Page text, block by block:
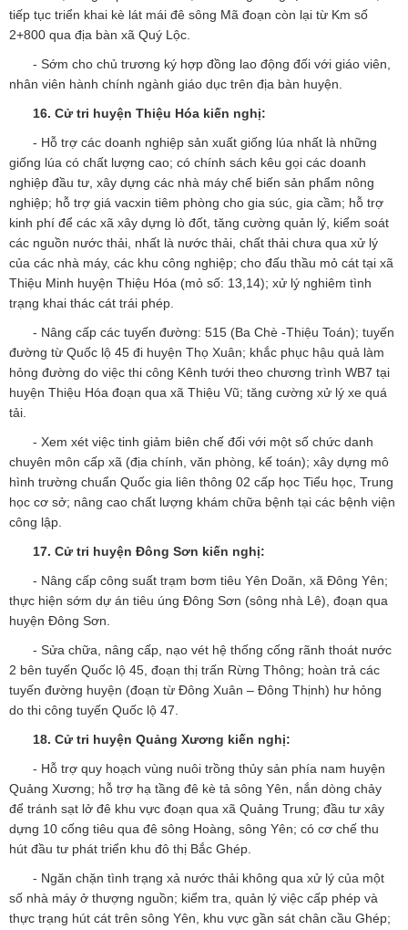
tiếp tục triển khai kè lát mái đê sông Mã đoạn còn lại từ Km số
2+800 qua địa bàn xã Quý Lộc.
- Sớm cho chủ trương ký hợp đồng lao động đối với giáo viên,
nhân viên hành chính ngành giáo dục trên địa bàn huyện.
16. Cử tri huyện Thiệu Hóa kiến nghị:
- Hỗ trợ các doanh nghiệp sản xuất giống lúa nhất là những
giống lúa có chất lượng cao; có chính sách kêu gọi các doanh
nghiệp đầu tư, xây dựng các nhà máy chế biến sản phẩm nông
nghiệp; hỗ trợ giá vacxin tiêm phòng cho gia súc, gia cầm; hỗ trợ
kinh phí để các xã xây dựng lò đốt, tăng cường quản lý, kiểm soát
các nguồn nước thải, nhất là nước thải, chất thải chưa qua xử lý
của các nhà máy, các khu công nghiệp; cho đấu thầu mỏ cát tại xã
Thiệu Minh huyện Thiệu Hóa (mỏ số: 13,14); xử lý nghiêm tình
trạng khai thác cát trái phép.
- Nâng cấp các tuyến đường: 515 (Ba Chè -Thiệu Toán); tuyến
đường từ Quốc lộ 45 đi huyện Thọ Xuân; khắc phục hậu quả làm
hỏng đường do việc thi công Kênh tưới theo chương trình WB7 tại
huyện Thiệu Hóa đoạn qua xã Thiệu Vũ; tăng cường xử lý xe quá
tải.
- Xem xét việc tinh giảm biên chế đối với một số chức danh
chuyên môn cấp xã (địa chính, văn phòng, kế toán); xây dựng mô
hình trường chuẩn Quốc gia liên thông 02 cấp học Tiểu học, Trung
học cơ sở; nâng cao chất lượng khám chữa bệnh tại các bệnh viện
công lập.
17. Cử tri huyện Đông Sơn kiến nghị:
- Nâng cấp công suất trạm bơm tiêu Yên Doãn, xã Đông Yên;
thực hiện sớm dự án tiêu úng Đông Sơn (sông nhà Lê), đoạn qua
huyện Đông Sơn.
- Sửa chữa, nâng cấp, nạo vét hệ thống cống rãnh thoát nước
2 bên tuyến Quốc lộ 45, đoạn thị trấn Rừng Thông; hoàn trả các
tuyến đường huyện (đoạn từ Đông Xuân – Đông Thịnh) hư hỏng
do thi công tuyến Quốc lộ 47.
18. Cử tri huyện Quảng Xương kiến nghị:
- Hỗ trợ quy hoạch vùng nuôi trồng thủy sản phía nam huyện
Quảng Xương; hỗ trợ hạ tầng đê kè tả sông Yên, nắn dòng chảy
để tránh sạt lở đê khu vực đoạn qua xã Quảng Trung; đầu tư xây
dựng 10 cống tiêu qua đê sông Hoàng, sông Yên; có cơ chế thu
hút đầu tư phát triển khu đô thị Bắc Ghép.
- Ngăn chặn tình trạng xả nước thải không qua xử lý của một
số nhà máy ở thượng nguồn; kiểm tra, quản lý việc cấp phép và
thực trạng hút cát trên sông Yên, khu vực gần sát chân cầu Ghép;